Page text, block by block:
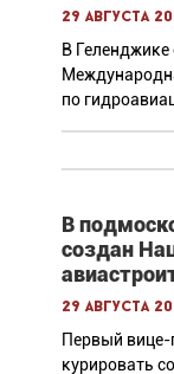
29 августа
В Геленджике
по
В
создан
29 августа
Первый
курировать